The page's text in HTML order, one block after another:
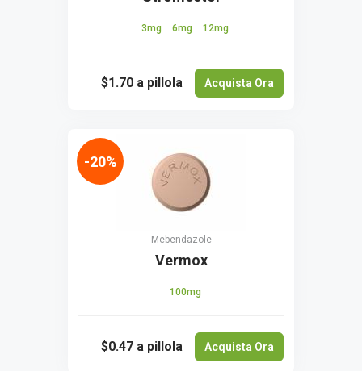
3mg 6mg 12mg
$1.70 a pillola Acquista Ora
Mebendazole
Vermox
100mg
$0.47 a pillola Acquista Ora
-20%